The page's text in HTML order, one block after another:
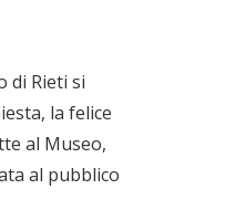
di Rieti si
la felice
al Museo,
al pubblico